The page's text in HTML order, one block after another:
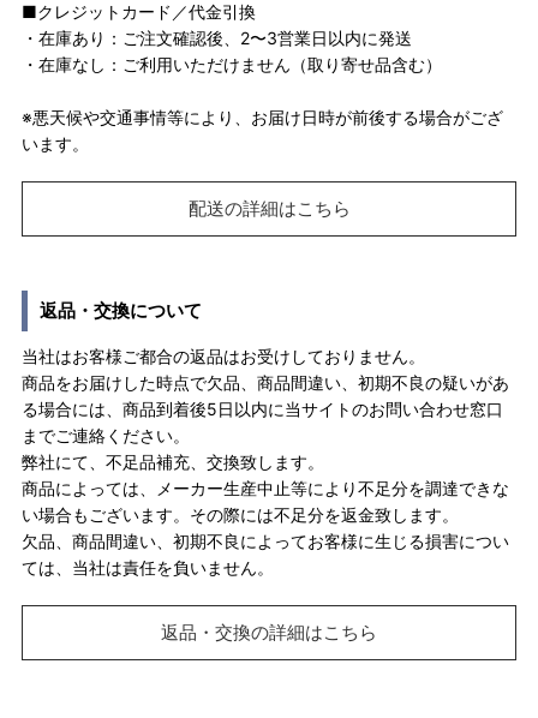
■クレジットカード／代金引換
・在庫あり：ご注文確認後、2〜3営業日以内に発送
・在庫なし：ご利用いただけません（取り寄せ品含む）
※悪天候や交通事情等により、お届け日時が前後する場合がござ
います。
配送の詳細はこちら
返品・交換について
当社はお客様ご都合の返品はお受けしておりません。
商品をお届けした時点で欠品、商品間違い、初期不良の疑いがあ
る場合には、商品到着後5日以内に当サイトのお問い合わせ窓口
までご連絡ください。
弊社にて、不足品補充、交換致します。
商品によっては、メーカー生産中止等により不足分を調達できな
い場合もございます。その際には不足分を返金致します。
欠品、商品間違い、初期不良によってお客様に生じる損害につい
ては、当社は責任を負いません。
返品・交換の詳細はこちら